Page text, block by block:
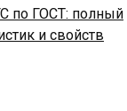
по ГОСТ: полный
и свойств